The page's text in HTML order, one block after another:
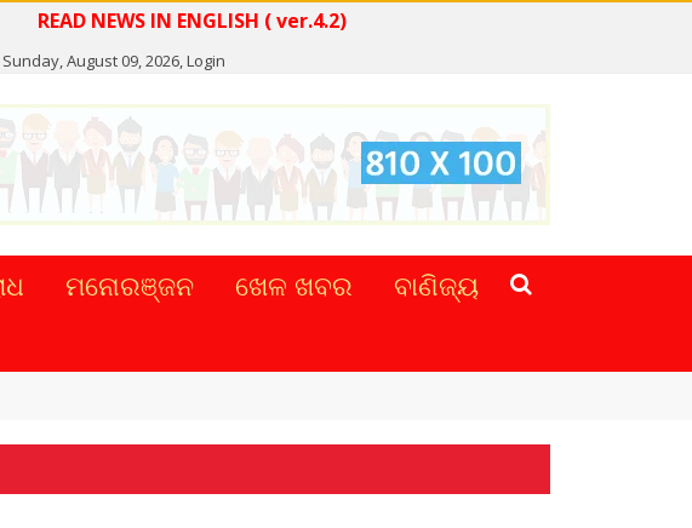
READ NEWS IN ENGLISH ( ver.4.2)
Sunday, August 09, 2026,Login
ମନୋରଞ୍ଜନ ଖେଳ ଖବର
ବାଣିଜ୍ୟ